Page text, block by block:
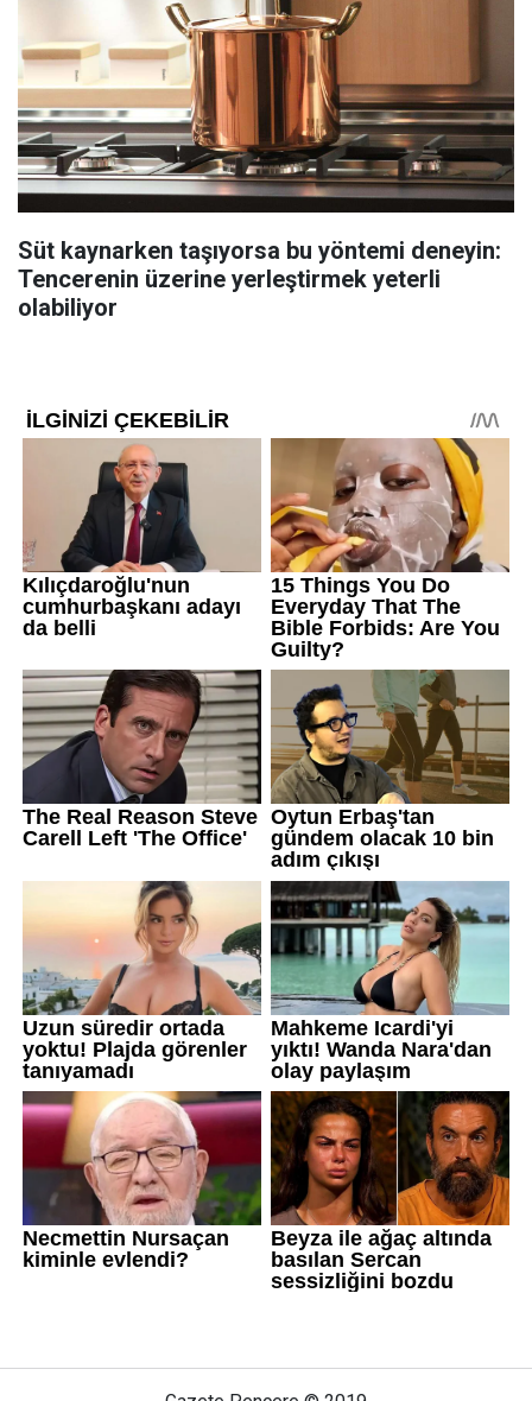
Süt kaynarken taşıyorsa bu yöntemi deneyin:
Tencerenin üzerine yerleştirmek yeterli
olabiliyor